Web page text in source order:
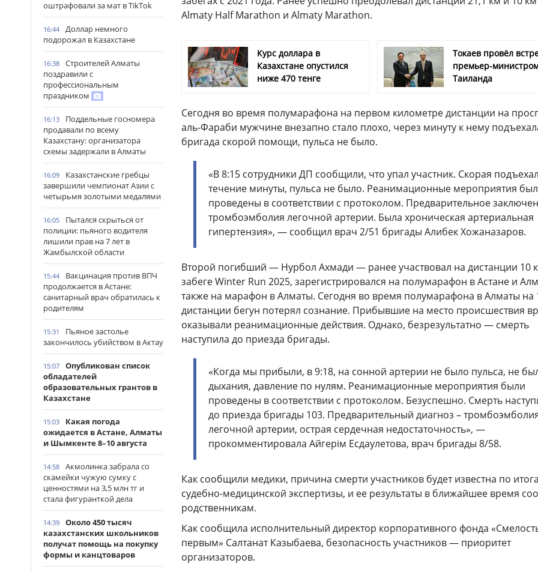
оштрафовали за мат в TikTok
16:44
Доллар немного
подорожал в Казахстане
16:38
Строителей Алматы
поздравили с
профессиональным
праздником
16:13
Поддельные госномера
продавали по всему
Казахстану: организатора
схемы задержали в Алматы
16:09
Казахстанские гребцы
завершили чемпионат Азии с
четырьмя золотыми медалями
16:05
Пытался скрыться от
полиции: пьяного водителя
лишили прав на 7 лет в
Жамбылской области
15:44
Вакцинация против ВПЧ
продолжается в Астане:
санитарный врач обратилась к
родителям
15:31
Пьяное застолье
закончилось убийством в Актау
15:07
Опубликован список
обладателей
образовательных грантов в
Казахстане
15:03
Какая погода
ожидается в Астане, Алматы
и Шымкенте 8–10 августа
14:58
Акмолинка забрала со
скамейки чужую сумку с
ценностями на 3,5 млн тг и
стала фигуранткой дела
14:39
Около 450 тысяч
казахстанских школьников
получат помощь на покупку
формы и канцтоваров
Almaty Half Marathon и Almaty Marathon.
Курс доллара в
Казахстане опустился
ниже 470 тенге
Токаев провёл
премьер-
Таиланда
Сегодня во время полумарафона на первом километре дистанции на
аль-Фараби мужчине внезапно стало плохо, через минуту к нему
бригада скорой помощи, пульса не было.
«В 8:15 сотрудники ДП сообщили, что упал участник. Скорая
течение минуты, пульса не было. Реанимационные мероприятия
проведены в соответствии с протоколом. Предварительное
тромбоэмболия легочной артерии. Была хроническая артериальная
гипертензия», — сообщил врач 2/51 бригады Алибек Хожаназаров.
Второй погибший — Нурбол Ахмади — ранее участвовал на дистанции 10
забеге Winter Run 2025, зарегистрировался на полумарафон в Астане и
также на марафон в Алматы. Сегодня во время полумарафона в Алматы на
дистанции бегун потерял сознание. Прибывшие на место происшествия
оказывали реанимационные действия. Однако, безрезультатно — смерть
наступила до приезда бригады.
«Когда мы прибыли, в 9:18, на сонной артерии не было пульса, не
дыхания, давление по нулям. Реанимационные мероприятия были
проведены в соответствии с протоколом. Безуспешно. Смерть
до приезда бригады 103. Предварительный диагноз –
легочной артерии, острая сердечная недостаточность», —
прокомментировала Айгерім Есдаулетова, врач бригады 8/58.
Как сообщили медики, причина смерти участников будет известна по
судебно-медицинской экспертизы, и ее результаты в ближайшее время
родственникам.
Как сообщила исполнительный директор корпоративного фонда
первым» Салтанат Казыбаева, безопасность участников — приоритет
организаторов.